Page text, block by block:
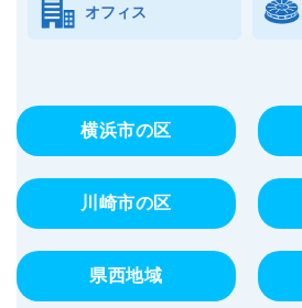
オフィス
横浜市の区
川崎市の区
県西地域